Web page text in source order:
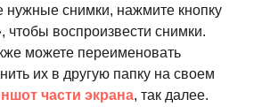
нужные снимки, нажмите кнопку
чтобы воспроизвести снимки.
можете переименовать
их в другую папку на своем
части экрана, так далее.